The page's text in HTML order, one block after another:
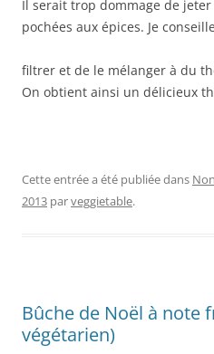
Il serait trop dommage de
pochées aux épices. Je
filtrer et de le mélanger à du
On obtient ainsi un délicieux
Cette entrée a été publiée dans
2013 parveggietable.
Bûche de Noël à note
végétarien)